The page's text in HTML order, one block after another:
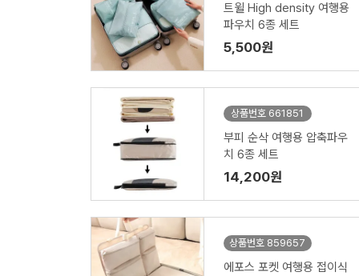
트윌 High density 여행용
파우치 6종 세트
5,500원
상품번호 661851
부피 순삭 여행용 압축파우
치 6종 세트
14,200원
상품번호 859657
에포스 포켓 여행용 접이식